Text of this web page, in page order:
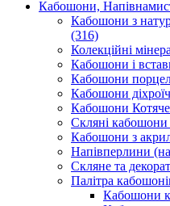
Кабошони,
Кабошони з
(316)
Колекційні
Кабошони і
Кабошони
Кабошони
Кабошони Котяче
Скляні кабошони
Кабошони з
Напівперлини
Скляне та
Палітра
Кабошони